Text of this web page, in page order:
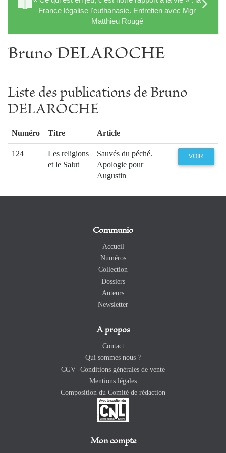
France légalise l'euthanasie. Entretien avec Mgr
Matthieu Rougé
Bruno DELAROCHE
Liste des publications de Bruno
DELAROCHE
Numéro Titre Article
124
Les religions
et le Salut
Sauvés du péché.
Apologie pour
Augustin
VOIR
Communio
Accueil
Numéros
Collection
Dossiers
Auteurs
Newsletter
A propos
Contact
Qui sommes nous ?
CGV -Conditions générales de vente
Mentions légales
Composition du Comité de rédaction
Mon compte